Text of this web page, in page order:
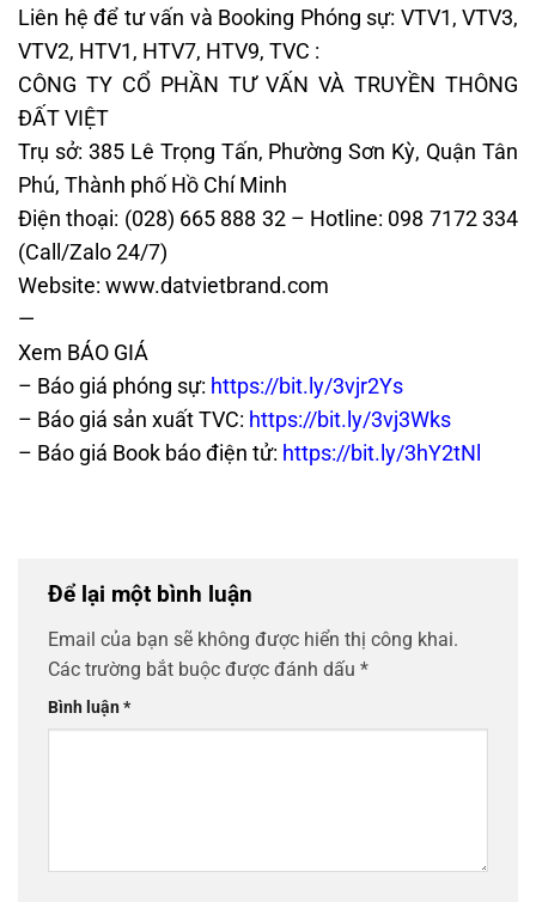
Liên hệ để tư vấn và Booking Phóng sự: VTV1, VTV3,
VTV2, HTV1, HTV7, HTV9, TVC :
CÔNG TY CỔ PHẦN TƯ VẤN VÀ TRUYỀN THÔNG
ĐẤT VIỆT
Trụ sở: 385 Lê Trọng Tấn, Phường Sơn Kỳ, Quận Tân
Phú, Thành phố Hồ Chí Minh
Điện thoại: (028) 665 888 32 – Hotline: 098 7172 334
(Call/Zalo 24/7)
Website: www.datvietbrand.com
—
Xem BÁO GIÁ
– Báo giá phóng sự: https://bit.ly/3vjr2Ys
– Báo giá sản xuất TVC: https://bit.ly/3vj3Wks
– Báo giá Book báo điện tử: https://bit.ly/3hY2tNl
Để lại một bình luận
Email của bạn sẽ không được hiển thị công khai.
Các trường bắt buộc được đánh dấu *
Bình luận*